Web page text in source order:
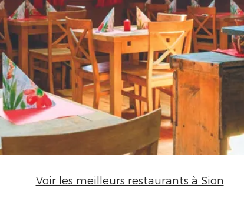
Voir les meilleurs restaurants à Sion